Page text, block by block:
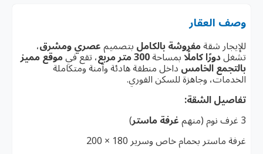
وصف العقار
للإيجار شقةمفروشة بالكامل بتصميم عصري ومشرق،
تشغلدورًا كاملًا بمساحة300 متر مربع ، تقع فيموقع مميز
بالتجمع الخامس داخل منطقة هادئة وآمنة ومتكاملة
الخدمات، وجاهزة للسكن الفوري.
تفاصيل الشقة:
3 غرف نوم (منهم
غرفة ماستر)
غرفة ماستر بحمام خاص وسرير 180 × 200